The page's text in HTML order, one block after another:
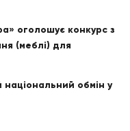
оголошує конкурс з
(меблі) для
обмін у